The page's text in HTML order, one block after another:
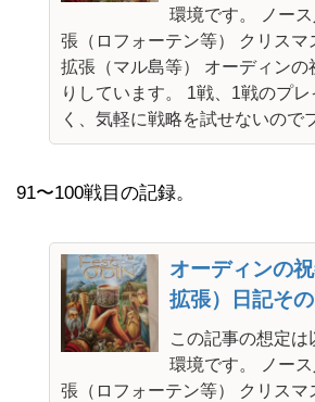
環境です。 ノー
張（ロフォーテン等） クリスマ
拡張（マル島等） オーディンの
りしています。 1戦、1戦のプ
く、気軽に戦略を試せないので
91〜100戦目の記録。
オーディンの
拡張）日記そ
この記事の想定は
環境です。 ノー
張（ロフォーテン等） クリスマ